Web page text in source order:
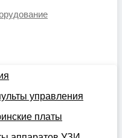
управления
платы